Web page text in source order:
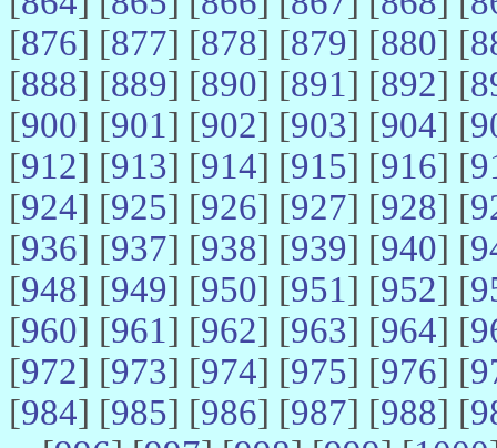
[876] [877] [878] [879] [880] [
[888] [889] [890] [891] [892] [
[900] [901] [902] [903] [904] [
[912] [913] [914] [915] [916] [
[924] [925] [926] [927] [928] [
[936] [937] [938] [939] [940] [
[948] [949] [950] [951] [952] [
[960] [961] [962] [963] [964] [
[972] [973] [974] [975] [976] [
[984] [985] [986] [987] [988] [